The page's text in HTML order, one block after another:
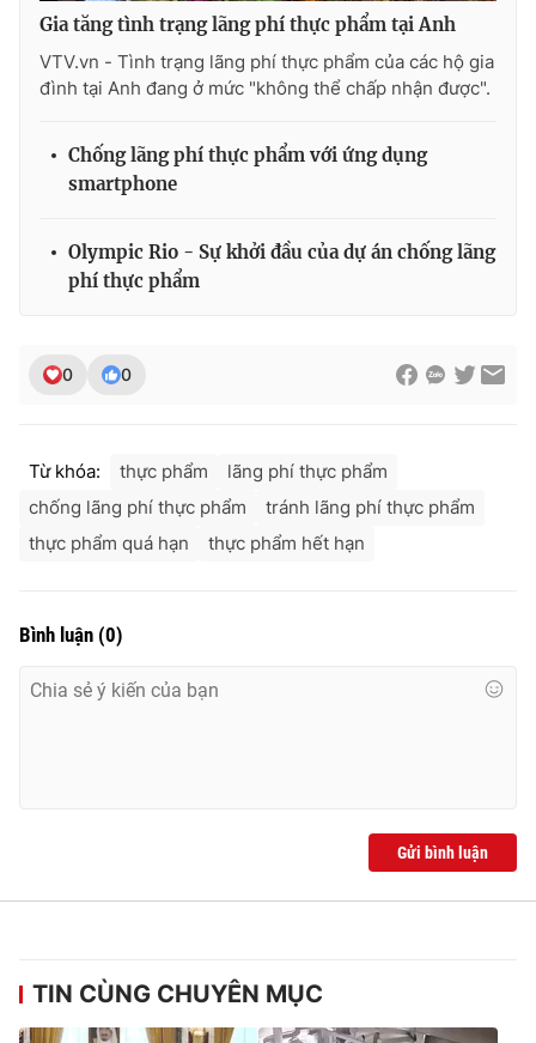
Gia tăng tình trạng lãng phí thực phẩm tại Anh
VTV.vn - Tình trạng lãng phí thực phẩm của các hộ gia
đình tại Anh đang ở mức "không thể chấp nhận được".
Chống lãng phí thực phẩm với ứng dụng
smartphone
Olympic Rio - Sự khởi đầu của dự án chống lãng
phí thực phẩm
0 0
Từ khóa: thực phẩm
lãng phí thực phẩm
chống lãng phí thực phẩm
tránh lãng phí thực phẩm
thực phẩm quá hạn
thực phẩm hết hạn
Bình luận (0)
Gửi bình luận
TIN CÙNG CHUYÊN MỤC